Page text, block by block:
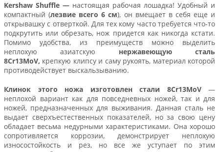
Kershaw Shuffle — настоящая рабочая лошадка! Удобный и
компактный (лезвие всего 6 см), он вмещает в себя еще и
открывашку с отверткой. Для тех кому часто требуется что-то
подкрутить или обрезать, нож придется как никогда кстати.
Помимо удобства, из преимуществ можно выделить
неплохую азиатскую нержавеющую сталь
8Cr13MoV, крепкую клипсу и саму рукоять, материал которой
противодействует выскальзыванию.
Клинок этого ножа изготовлен стали 8Cr13MoV —
неплохой вариант как для повседневных ножей, так и для
ножей, предназначенных для выживания. Данная сталь не
выдает сверхъестественных показателей, но за свою цену
обладает весьма недурными характеристиками. Она хорошо
сопротивляется коррозии, демонстрирует неплохую
износостойкость и рез, но все же уступает по этим